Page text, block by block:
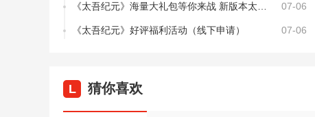
07-06
《太吾纪元》好评福利活动（线下申请） 07-06
L 猜你喜欢